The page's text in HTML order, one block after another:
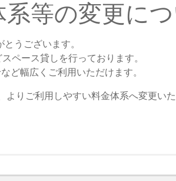
等の変更に
うございます。
ペース貸しを行っております。
ど幅広くご利用いただけます。
よりご利用しやすい料金体系へ変更い